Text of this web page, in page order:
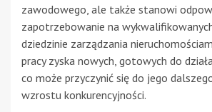
zawodowego, ale także stanowi
zapotrzebowanie na
dziedzinie zarządzania
pracy zyska nowych, gotowych do
co może przyczynić się do jego
wzrostu konkurencyjności.